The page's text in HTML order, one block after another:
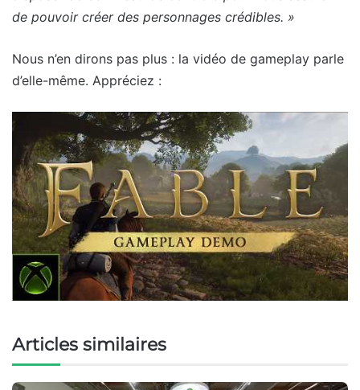
de pouvoir créer des personnages crédibles. »
Nous n’en dirons pas plus : la vidéo de gameplay parle
d’elle-même. Appréciez :
Articles similaires